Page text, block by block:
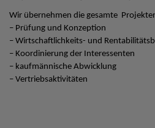
Wir übernehmen die gesamte
– Prüfung und Konzeption
– Wirtschaftlichkeits- und
– Koordinierung der Interessenten
– kaufmännische Abwicklung
– Vertriebsaktivitäten